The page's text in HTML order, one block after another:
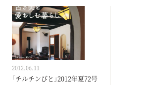
2012.06.11
「チルチンびと」2012年夏72号